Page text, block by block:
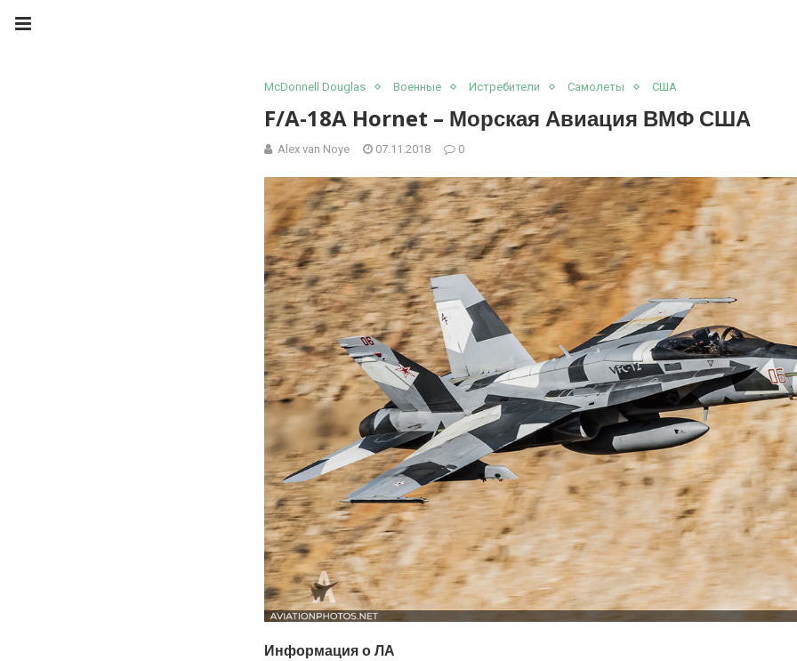
McDonnell Douglas Военные Истребители Самолеты США
F/A-18A Hornet – Морская Авиация ВМФ США
Alex van Noye 07.11.2018 0
Информация о ЛА